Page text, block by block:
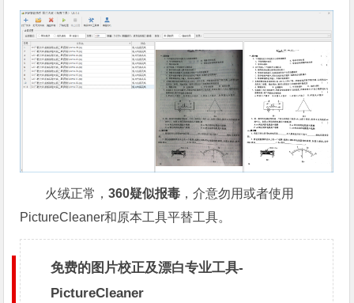
火绒正常，360疑似报毒 ，介意勿用或者使用
PictureCleaner和原本工具平替工具。
免费的图片校正及漂白专业工具-
PictureCleaner